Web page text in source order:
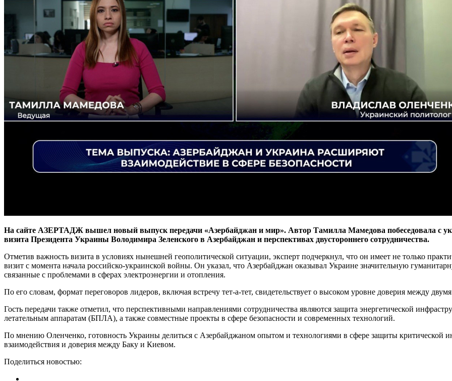
На сайте АЗЕРТАДЖ вышел новый выпуск передачи «Азербайджан и мир». Автор Тамилла Мамедова побеседовала с
визита Президента Украины Володимира Зеленского в Азербайджан и перспективах двустороннего сотрудничества.
Отметив важность визита в условиях нынешней геополитической ситуации, эксперт подчеркнул, что он имеет не только
визит с момента начала российско-украинской войны. Он указал, что Азербайджан оказывал Украине значительную
связанные с проблемами в сферах электроэнергии и отопления.
По его словам, формат переговоров лидеров, включая встречу тет-а-тет, свидетельствует о высоком уровне доверия между
Гость передачи также отметил, что перспективными направлениями сотрудничества являются защита энергетической
летательным аппаратам (БПЛА), а также совместные проекты в сфере безопасности и современных технологий.
По мнению Оленченко, готовность Украины делиться с Азербайджаном опытом и технологиями в сфере защиты критической
взаимодействия и доверия между Баку и Киевом.
Поделиться новостью: